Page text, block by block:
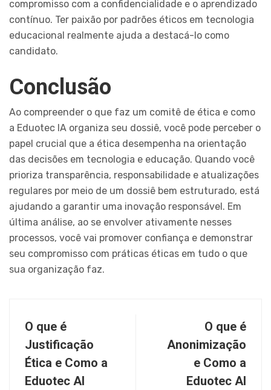
compromisso com a confidencialidade e o aprendizado
contínuo. Ter paixão por padrões éticos em tecnologia
educacional realmente ajuda a destacá-lo como
candidato.
Conclusão
Ao compreender o que faz um comitê de ética e como
a Eduotec IA organiza seu dossiê, você pode perceber o
papel crucial que a ética desempenha na orientação
das decisões em tecnologia e educação. Quando você
prioriza transparência, responsabilidade e atualizações
regulares por meio de um dossiê bem estruturado, está
ajudando a garantir uma inovação responsável. Em
última análise, ao se envolver ativamente nesses
processos, você vai promover confiança e demonstrar
seu compromisso com práticas éticas em tudo o que
sua organização faz.
O que é
Justificação
Ética e Como a
Eduotec AI
O que é
Anonimização
e Como a
Eduotec AI